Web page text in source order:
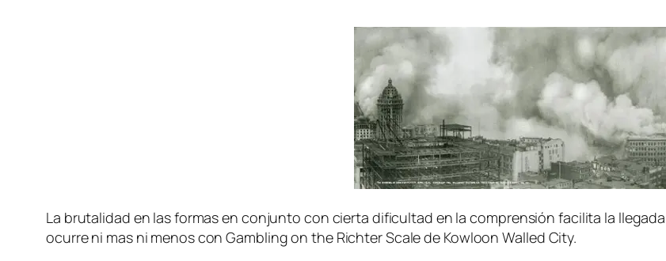
La bru­ta­li­dad en las for­mas en con­jun­to con cier­ta di­fi­cul­tad en la com­pren­sión fa­ci­li­ta la
ocu­rre ni mas ni me­nos con Gambling on the Richter Scale de Kowloon Walled City.